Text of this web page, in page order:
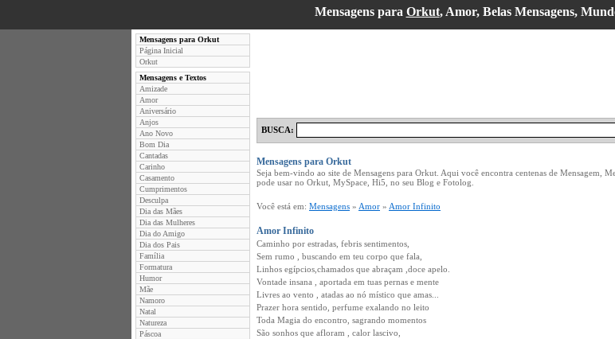
Mensagens para Orkut, Amor, Belas Mensagens,
Mensagens para Orkut
Página Inicial
Orkut
Mensagens e Textos
Amizade
Amor
Aniversário
Anjos
Ano Novo
Bom Dia
Cantadas
Carinho
Casamento
Cumprimentos
Desculpa
Dia das Mães
Dia das Mulheres
Dia do Amigo
Dia dos Pais
Família
Formatura
Humor
Mãe
Namoro
Natal
Natureza
Páscoa
BUSCA:
Mensagens para Orkut
Seja bem-vindo ao site de Mensagens para Orkut. Aqui você encontra centenas de Mensagem,
pode usar no Orkut, MySpace, Hi5, no seu Blog e Fotolog.
Você está em: Mensagens » Amor » Amor Infinito
Amor Infinito
Caminho por estradas, febris sentimentos,
Sem rumo , buscando em teu corpo que fala,
Linhos egípcios,chamados que abraçam ,doce apelo.
Vontade insana , aportada em tuas pernas e mente
Livres ao vento , atadas ao nó místico que amas...
Prazer hora sentido, perfume exalando no leito
Toda Magia do encontro, sagrando momentos
São sonhos que afloram , calor lascivo,